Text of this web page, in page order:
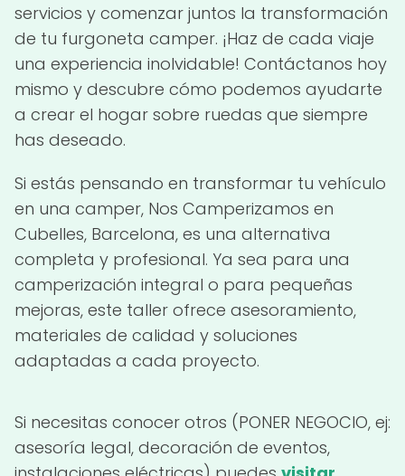
servicios y comenzar juntos la transformación
de tu furgoneta camper. ¡Haz de cada viaje
una experiencia inolvidable! Contáctanos hoy
mismo y descubre cómo podemos ayudarte
a crear el hogar sobre ruedas que siempre
has deseado.
Si estás pensando en transformar tu vehículo
en una camper, Nos Camperizamos en
Cubelles, Barcelona, es una alternativa
completa y profesional. Ya sea para una
camperización integral o para pequeñas
mejoras, este taller ofrece asesoramiento,
materiales de calidad y soluciones
adaptadas a cada proyecto.
Si necesitas conocer otros (PONER NEGOCIO, ej:
asesoría legal, decoración de eventos,